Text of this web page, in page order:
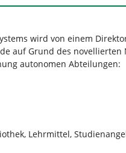
wird von einem
auf Grund des
autonomen Abteilungen:
Lehrmittel,